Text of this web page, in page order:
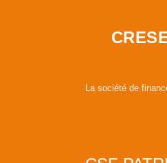
La société de